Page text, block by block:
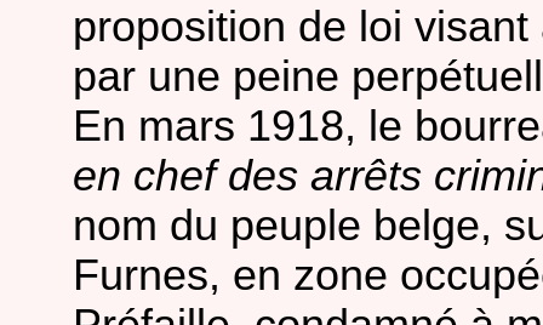
proposition de loi
par une peine
En mars 1918, le
en chef des arrêts
nom du peuple belge,
Furnes, en zone